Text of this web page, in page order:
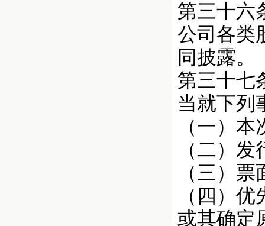
第三十六
公司各类
同披露。
第三十七
当就下列
（一）
（二）
（三）
（四）
或其确定